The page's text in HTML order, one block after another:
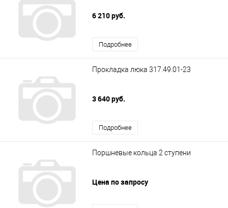
6 210 руб.
Подробнее
Прокладка люка 317.49.01-23
3 640 руб.
Подробнее
Поршневые кольца 2 ступени
Цена по запросу